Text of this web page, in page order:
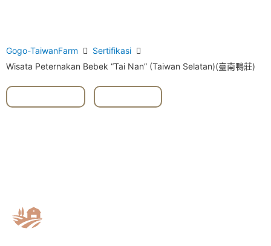
Gogo-TaiwanFarm
Sertifikasi
Wisata Peternakan Bebek “Tai Nan” (Taiwan Selatan)(臺南鴨莊)